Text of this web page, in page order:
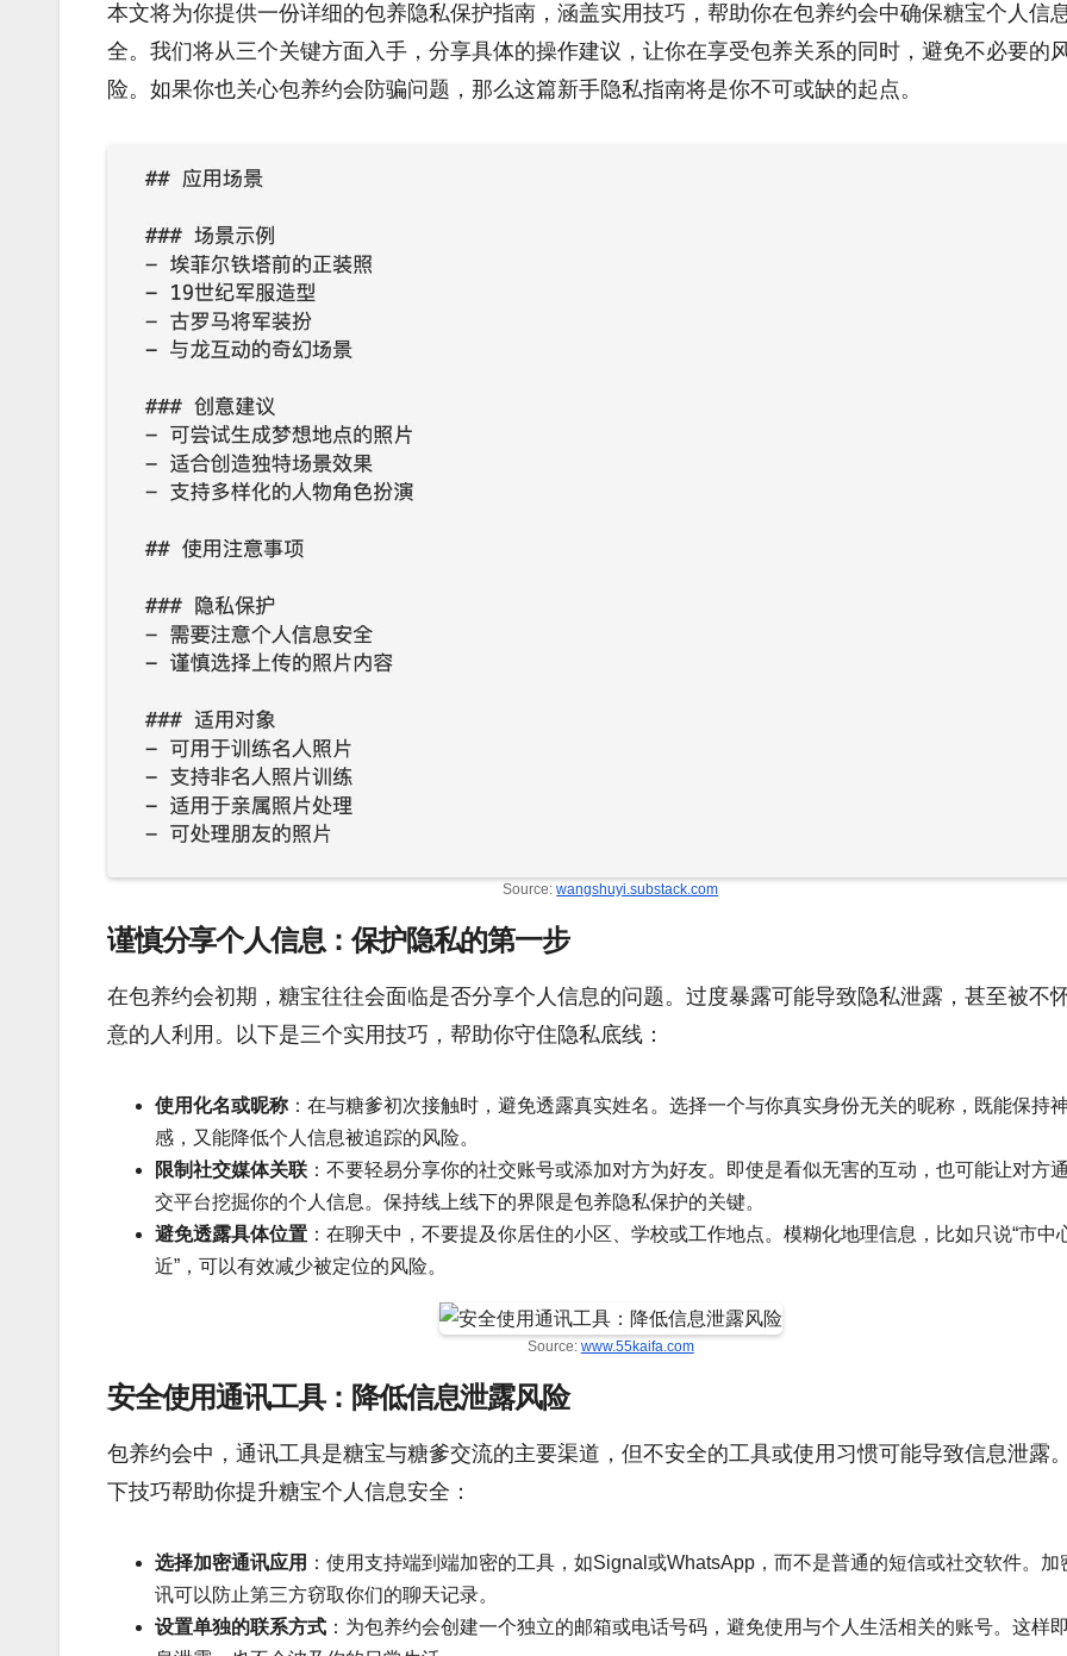
本文将为你提供一份详细的包养隐私保护指南，涵盖实用技巧，帮助你在包养约会中确保糖宝个人信
全。我们将从三个关键方面入手，分享具体的操作建议，让你在享受包养关系的同时，避免不必要的
险。如果你也关心包养约会防骗问题，那么这篇新手隐私指南将是你不可或缺的起点。
Source:wangshuyi.substack.com
谨慎分享个人信息：保护隐私的第一步
在包养约会初期，糖宝往往会面临是否分享个人信息的问题。过度暴露可能导致隐私泄露，甚至被不
意的人利用。以下是三个实用技巧，帮助你守住隐私底线：
使用化名或昵称：在与糖爹初次接触时，避免透露真实姓名。选择一个与你真实身份无关的昵称，既能保持
感，又能降低个人信息被追踪的风险。
限制社交媒体关联 ：不要轻易分享你的社交账号或添加对方为好友。即使是看似无害的互动，也可能让对方
交平台挖掘你的个人信息。保持线上线下的界限是包养隐私保护的关键。
避免透露具体位置 ：在聊天中，不要提及你居住的小区、学校或工作地点。模糊化地理信息，比如只说“市中
近”，可以有效减少被定位的风险。
Source: www.55kaifa.com
安全使用通讯工具：降低信息泄露风险
包养约会中，通讯工具是糖宝与糖爹交流的主要渠道，但不安全的工具或使用习惯可能导致信息泄露
下技巧帮助你提升糖宝个人信息安全：
选择加密通讯应用 ：使用支持端到端加密的工具，如Signal或WhatsApp，而不是普通的短信或社交软件。加
讯可以防止第三方窃取你们的聊天记录。
设置单独的联系方式 ：为包养约会创建一个独立的邮箱或电话号码，避免使用与个人生活相关的账号。这样